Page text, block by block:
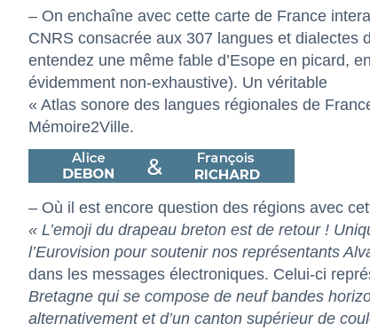
– On enchaîne avec cette carte de France
CNRS consacrée aux 307 langues et dialectes
entendez une même fable d’Esope en picard,
évidemment non-exhaustive). Un véritable
« Atlas sonore des langues régionales de
Mémoire2Ville.
– Où il est encore question des régions avec
« L’emoji du drapeau breton est de retour !
l’Eurovision pour soutenir nos représentants
dans les messages électroniques. Celui-ci
Bretagne qui se compose de neuf bandes
alternativement et d’un canton supérieur de